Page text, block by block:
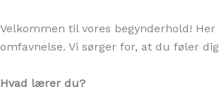
Velkommen til vores begynderhold!
omfavnelse. Vi sørger for, at du føler
Hvad lærer du?